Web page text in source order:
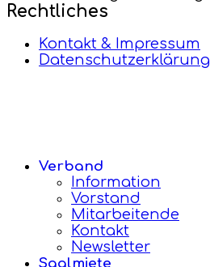
Rechtliches
Kontakt & Impressum
Datenschutzerklärung
Verband
Information
Vorstand
Mitarbeitende
Kontakt
Newsletter
Saalmiete